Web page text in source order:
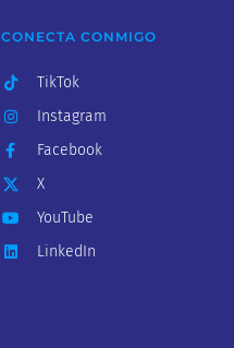
CONECTA CONMIGO
TikTok
Instagram
Facebook
X
YouTube
LinkedIn